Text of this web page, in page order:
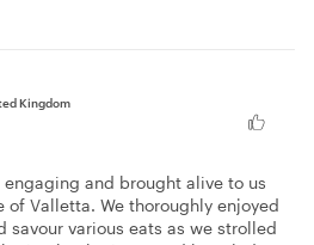
Kingdom
engaging and brought alive to us
Valletta. We thoroughly enjoyed
various eats as we strolled